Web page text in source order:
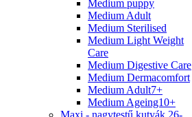
Medium puppy
Medium Adult
Medium Sterilised
Medium Light Weight
Care
Medium Digestive Care
Medium Dermacomfort
Medium Adult7+
Medium Ageing10+
Maxi - nagytestű kutyák 26-